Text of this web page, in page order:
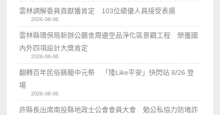
雲林調解委員貢獻獲肯定 103位績優人員接受表揚
2026-08-06
雲林縣環保局新辦公廳舍周邊空品淨化區景觀工程 榮獲國
內外四項設計大獎肯定
2026-08-06
翻轉百年民俗鷄籠中元祭 「隆Like平安」快閃站 8/26 登
場
2026-08-06
許縣長出席南投縣地政士公會會員大會 勉公私協力防堵詐